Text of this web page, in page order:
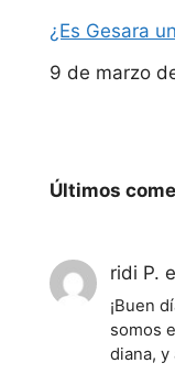
¿Es Gesara
Fecha
9 de marzo
Últimos
ridi P.
¡Buen
somos
diana,